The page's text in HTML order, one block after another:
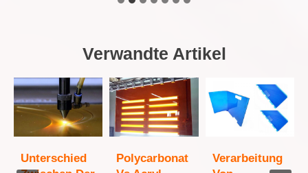
Verwandte Artikel
Unterschied
Polycarbonat
Verarbeitung